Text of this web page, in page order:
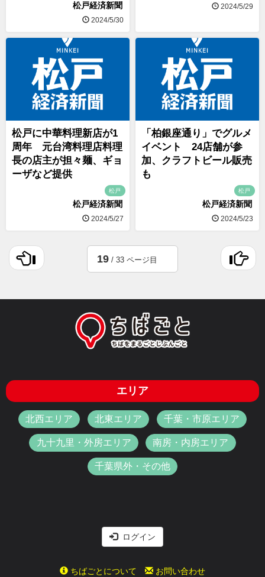
松戸経済新聞
2024/5/30
2024/5/29
松戸に中華料理新店が1
周年 元台湾料理店料理
長の店主が担々麺、ギョ
ーザなど提供
松戸
松戸経済新聞
2024/5/27
「柏銀座通り」でグルメ
イベント 24店舗が参
加、クラフトビール販売
も
松戸
松戸経済新聞
2024/5/23
19 / 33 ページ目
エリア
北西エリア 北東エリア 千葉・市原エリア
九十九里・外房エリア 南房・内房エリア
千葉県外・その他
ログイン
ちばごとについて お問い合わせ